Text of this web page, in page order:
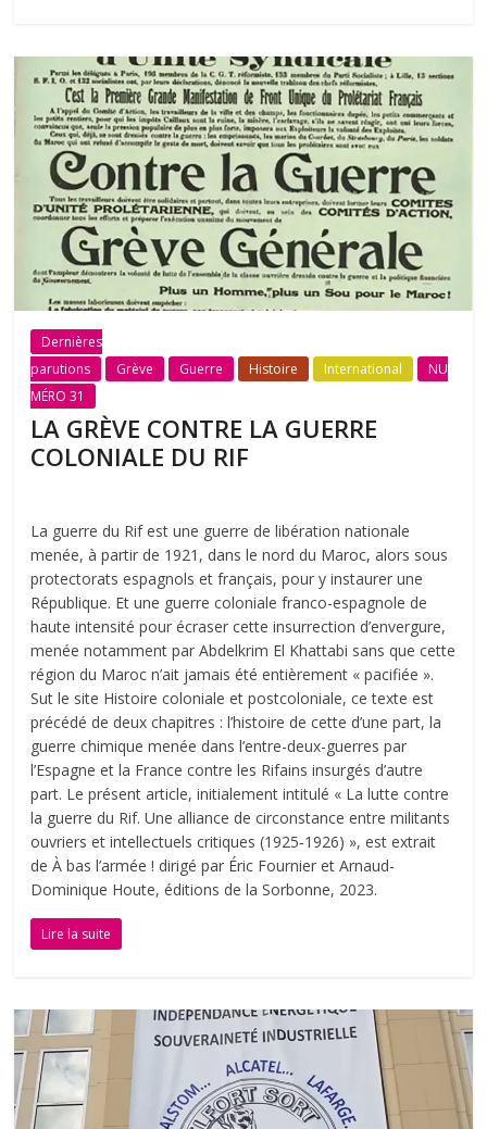
Dernières
parutions
Grève Guerre Histoire International
NU
MÉRO 31
LA GRÈVE CONTRE LA GUERRE
COLONIALE DU RIF
La guerre du Rif est une guerre de libération nationale
menée, à partir de 1921, dans le nord du Maroc, alors sous
protectorats espagnols et français, pour y instaurer une
République. Et une guerre coloniale franco-espagnole de
haute intensité pour écraser cette insurrection d’envergure,
menée notamment par Abdelkrim El Khattabi sans que cette
région du Maroc n’ait jamais été entièrement « pacifiée ».
Sut le site Histoire coloniale et postcoloniale, ce texte est
précédé de deux chapitres : l’histoire de cette d’une part, la
guerre chimique menée dans l’entre-deux-guerres par
l’Espagne et la France contre les Rifains insurgés d’autre
part. Le présent article, initialement intitulé « La lutte contre
la guerre du Rif. Une alliance de circonstance entre militants
ouvriers et intellectuels critiques (1925‑1926) », est extrait
de À bas l’armée ! dirigé par Éric Fournier et Arnaud-
Dominique Houte, éditions de la Sorbonne, 2023.
Lire la suite